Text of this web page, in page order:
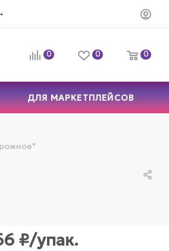
0 0 0
ДЛЯ МАРКЕТПЛЕЙСОВ
₽/упак.